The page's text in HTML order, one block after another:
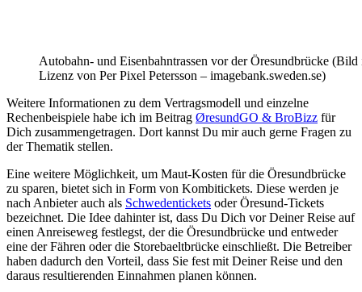
Autobahn- und Eisenbahntrassen vor der Öresundbrücke (Bild
Lizenz von Per Pixel Petersson – imagebank.sweden.se)
Weitere Informationen zu dem Vertragsmodell und einzelne
Rechenbeispiele habe ich im Beitrag ØresundGO & BroBizz für
Dich zusammengetragen. Dort kannst Du mir auch gerne Fragen zu
der Thematik stellen.
Eine weitere Möglichkeit, um Maut-Kosten für die Öresundbrücke
zu sparen, bietet sich in Form von Kombitickets. Diese werden je
nach Anbieter auch als Schwedentickets oder Öresund-Tickets
bezeichnet. Die Idee dahinter ist, dass Du Dich vor Deiner Reise auf
einen Anreiseweg festlegst, der die Öresundbrücke und entweder
eine der Fähren oder die Storebaeltbrücke einschließt. Die Betreiber
haben dadurch den Vorteil, dass Sie fest mit Deiner Reise und den
daraus resultierenden Einnahmen planen können.